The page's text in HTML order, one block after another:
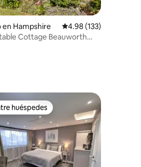
de 5, 112 reseñas
Hampshire Calificación promedio:
4.98 (133)
Cottage Beauworth
huéspedes
huéspedes